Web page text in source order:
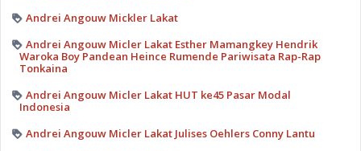
Andrei Angouw Mickler Lakat
Andrei Angouw Micler Lakat Esther Mamangkey Hendrik
Waroka Boy Pandean Heince Rumende Pariwisata Rap-Rap
Tonkaina
Andrei Angouw Micler Lakat HUT ke45 Pasar Modal
Indonesia
Andrei Angouw Micler Lakat Julises Oehlers Conny Lantu